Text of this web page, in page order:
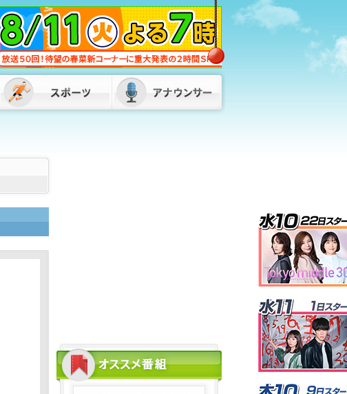
福岡県・福岡市・北九州市が「副首都」
指定目指し初の連絡会議 服部知事「県
内の市町村、経済界の皆さんとも力を合
わせて」 2026/08/07 17:50
松尾県議が自民県議団の会長を辞任 後
任は8月10日に選挙で決定へ 福岡県議
2026/08/07 17:00
か 全国10都府県で400万円超の被害